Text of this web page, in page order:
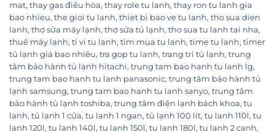
mat, thay gas điều hòa, thay role tu lanh, thay ron tu lanh gia
bao nhieu, the gioi tu lanh, thiet bi bao ve tu lanh, tho sua dien
lanh, thợ sửa máy lạnh, thợ sửa tủ lạnh, tho sua tu lanh tai nha,
thuê máy lạnh, ti vi tu lanh, tim mua tu lanh, time tu lanh, timer
tủ lạnh giá bao nhiêu, tra gop tu lanh, trang trí tủ lạnh, trung
tâm bảo hành tủ lạnh hitachi, trung tam bao hanh tu lanh lg,
trung tam bao hanh tu lanh panasonic, trung tâm bảo hành tủ
lạnh samsung, trung tam bao hanh tu lanh sanyo, trung tâm
bảo hành tủ lạnh toshiba, trung tâm điện lạnh bách khoa, tu
lanh, tủ lạnh 1 cửa, tu lanh 1 ngan, tủ lạnh 100 lít, tu lanh 110l, tu
lanh 120l, tu lanh 140l, tu lanh 150l, tu lanh 180l, tu lanh 2 canh,